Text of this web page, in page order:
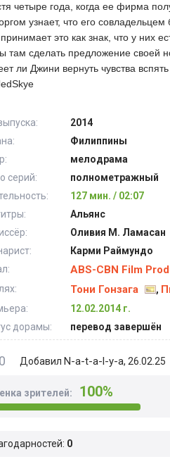
четыре года, когда ее фирма
узнает, что его
это как знак, что у них
там сделать предложение своей
ли Джини вернуть чувства
2014
Филиппины
мелодрама
серий:
полнометражный
127 мин. / 02:07
Альянс
Оливия М. Ламасан
Карми Раймундо
ABS-CBN Film
Тони Гонзага ,
12.02.2014 г.
дорамы:
перевод завершён
0 Добавил N-a-t-a-l-y-a, 26.02.25
зрителей: 100%
0